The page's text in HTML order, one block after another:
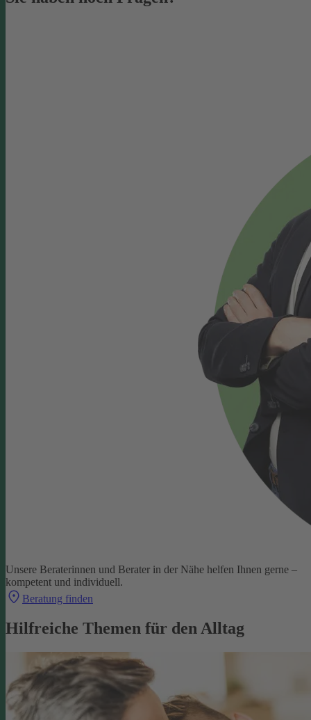
Unsere Beraterinnen und Berater in der Nähe helfen Ihnen gerne –
kompetent und individuell.
Beratung finden
Hilfreiche Themen für den Alltag